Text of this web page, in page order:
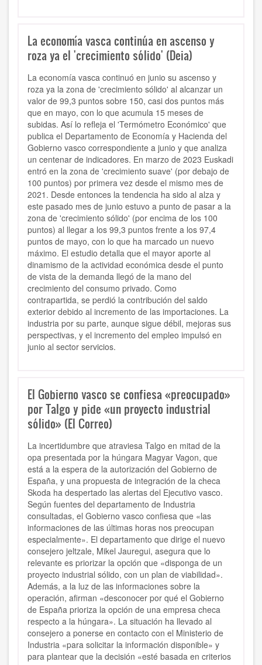
La economía vasca continúa en ascenso y
roza ya el 'crecimiento sólido' (Deia)
La economía vasca continuó en junio su ascenso y
roza ya la zona de 'crecimiento sólido' al alcanzar un
valor de 99,3 puntos sobre 150, casi dos puntos más
que en mayo, con lo que acumula 15 meses de
subidas. Así lo refleja el 'Termómetro Económico' que
publica el Departamento de Economía y Hacienda del
Gobierno vasco correspondiente a junio y que analiza
un centenar de indicadores. En marzo de 2023 Euskadi
entró en la zona de 'crecimiento suave' (por debajo de
100 puntos) por primera vez desde el mismo mes de
2021. Desde entonces la tendencia ha sido al alza y
este pasado mes de junio estuvo a punto de pasar a la
zona de 'crecimiento sólido' (por encima de los 100
puntos) al llegar a los 99,3 puntos frente a los 97,4
puntos de mayo, con lo que ha marcado un nuevo
máximo. El estudio detalla que el mayor aporte al
dinamismo de la actividad económica desde el punto
de vista de la demanda llegó de la mano del
crecimiento del consumo privado. Como
contrapartida, se perdió la contribución del saldo
exterior debido al incremento de las importaciones. La
industria por su parte, aunque sigue débil, mejoras sus
perspectivas, y el incremento del empleo impulsó en
junio al sector servicios.
El Gobierno vasco se confiesa «preocupado»
por Talgo y pide «un proyecto industrial
sólido» (El Correo)
La incertidumbre que atraviesa Talgo en mitad de la
opa presentada por la húngara Magyar Vagon, que
está a la espera de la autorización del Gobierno de
España, y una propuesta de integración de la checa
Skoda ha despertado las alertas del Ejecutivo vasco.
Según fuentes del departamento de Industria
consultadas, el Gobierno vasco confiesa que «las
informaciones de las últimas horas nos preocupan
especialmente». El departamento que dirige el nuevo
consejero jeltzale, Mikel Jauregui, asegura que lo
relevante es priorizar la opción que «disponga de un
proyecto industrial sólido, con un plan de viabilidad».
Además, a la luz de las informaciones sobre la
operación, afirman «desconocer por qué el Gobierno
de España prioriza la opción de una empresa checa
respecto a la húngara». La situación ha llevado al
consejero a ponerse en contacto con el Ministerio de
Industria «para solicitar la información disponible» y
para plantear que la decisión «esté basada en criterios